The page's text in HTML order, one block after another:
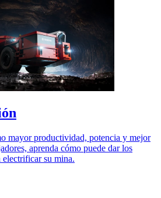
mayor productividad, potencia y mejor
aprenda cómo puede dar los
electrificar su mina.